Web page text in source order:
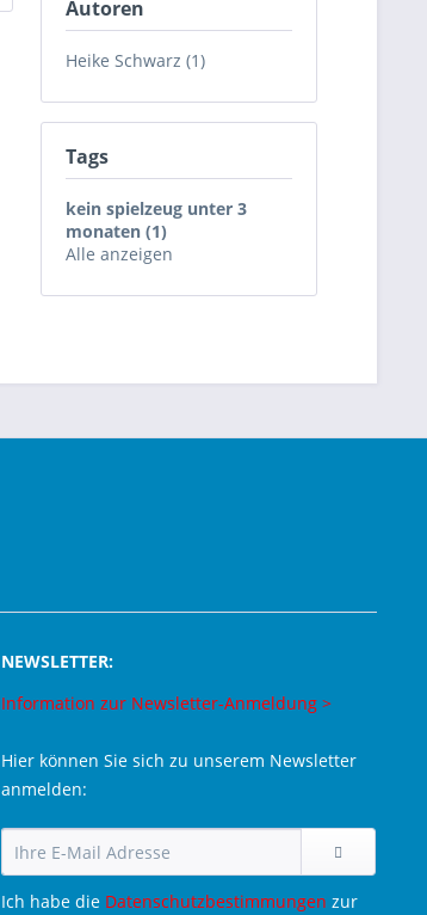
Autoren
Heike Schwarz (1)
Tags
kein spielzeug unter 3
monaten (1)
Alle anzeigen
NEWSLETTER:
Information zur Newsletter-Anmeldung >
Hier können Sie sich zu unserem Newsletter
anmelden:
Ich habe die Datenschutzbestimmungen zur